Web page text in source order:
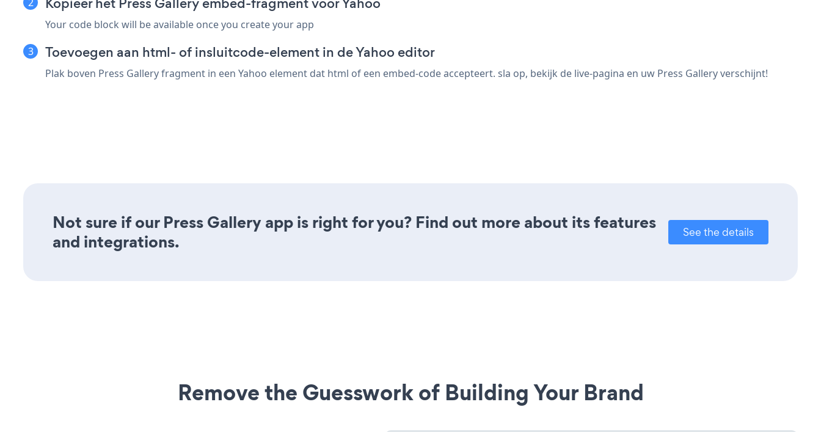
Your code block will be available once you create your app
Toevoegen aan html- of insluitcode-element in de Yahoo editor
Plak boven Press Gallery fragment in een Yahoo element dat html of een embed-code accepteert. sla op, bekijk de live-pagina en uw Press Gallery verschijnt!
Not sure if our Press Gallery app is right for you? Find out more about its features
and integrations.
See the details
Remove the Guesswork of Building Your Brand